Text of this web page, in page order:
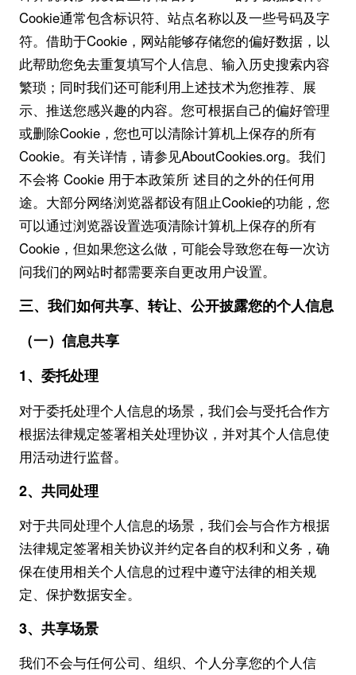
Cookie通常包含标识符、站点名称以及一些号码及字
符。借助于Cookie，网站能够存储您的偏好数据，以
此帮助您免去重复填写个人信息、输入历史搜索内容
繁琐；同时我们还可能利用上述技术为您推荐、展
示、推送您感兴趣的内容。您可根据自己的偏好管理
或删除Cookie，您也可以清除计算机上保存的所有
Cookie。有关详情，请参见AboutCookies.org。我们
不会将 Cookie 用于本政策所 述目的之外的任何用
途。大部分网络浏览器都设有阻止Cookie的功能，您
可以通过浏览器设置选项清除计算机上保存的所有
Cookie，但如果您这么做，可能会导致您在每一次访
问我们的网站时都需要亲自更改用户设置。
三、我们如何共享、 转让、 公开披露您的个人信息
（一）信息共享
1、委托处理
对于委托处理个人信息的场景，我们会与受托合作方
根据法律规定签署相关处理协议，并对其个人信息使
用活动进行监督。
2、共同处理
对于共同处理个人信息的场景，我们会与合作方根据
法律规定签署相关协议并约定各自的权利和义务，确
保在使用相关个人信息的过程中遵守法律的相关规
定、保护数据安全。
3、共享场景
我们不会与任何公司、组织、个人分享您的个人信